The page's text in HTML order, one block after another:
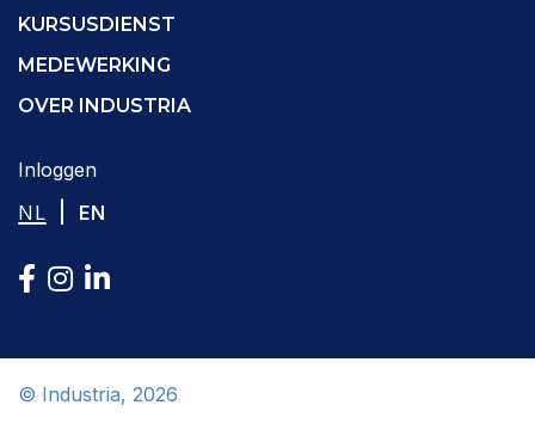
KURSUSDIENST
MEDEWERKING
OVER INDUSTRIA
Inloggen
NL
EN
© Industria, 2026